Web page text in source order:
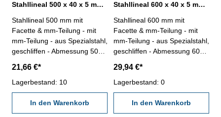
Stahllineal 500 x 40 x 5 mm mit Facette & mm-Teilung
Stahllineal 500 mm mit
Facette & mm-Teilung - mit
mm-Teilung - aus Spezialstahl,
geschliffen - Abmessung 500 x
21,66 €*
Lagerbestand: 10
In den Warenkorb
Stahllineal 600 x 40 x 5 mm mit Facette & mm-Teilung
Stahllineal 600 mm mit
Facette & mm-Teilung - mit
mm-Teilung - aus Spezialstahl,
geschliffen - Abmessung 600 x
29,94 €*
Lagerbestand: 0
In den Warenkorb